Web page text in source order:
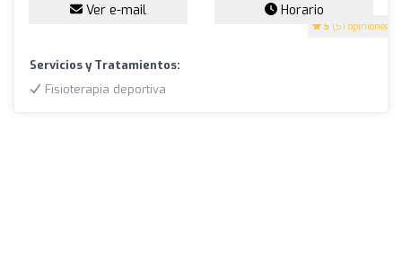
5 (51 opiniones)
Ver e-mail Horario
Servicios y Tratamientos:
Fisioterapia deportiva